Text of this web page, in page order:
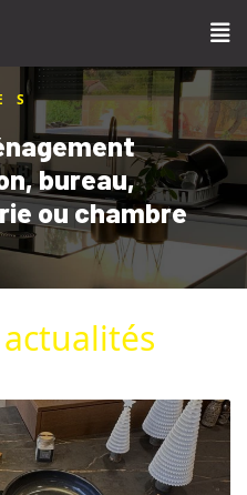
bureau,
ou chambre